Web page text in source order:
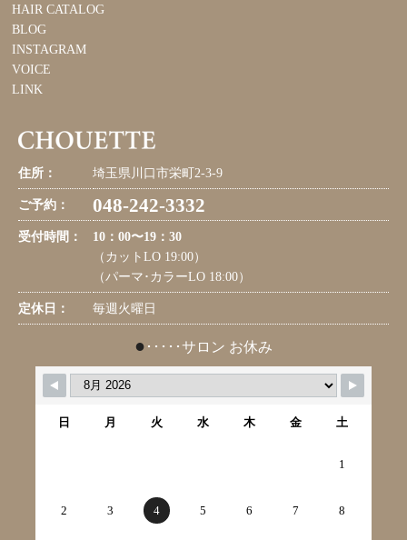
HAIR CATALOG
BLOG
INSTAGRAM
VOICE
LINK
住所： 埼玉県川口市栄町2-3-9
ご予約： 048-242-3332
受付時間：
10：00〜19：30
（カットLO 19:00）
（パーマ･カラーLO 18:00）
定休日： 毎週火曜日
● ･････サロン お休み
日 月 火 水 木 金 土
1
2 3 4 5 6 7 8